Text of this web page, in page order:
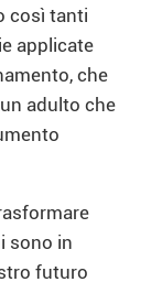
così tanti
applicate
che
adulto che
sono in
futuro